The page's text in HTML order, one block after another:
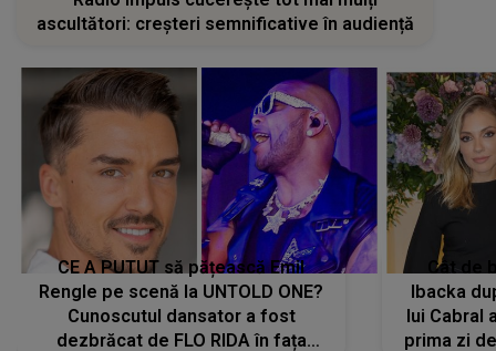
ascultători: creșteri semnificative în audiență
CE A PUTUT să pățească Emil
Rengle pe scenă la UNTOLD ONE?
Cunoscutul dansator a fost
dezbrăcat de FLO RIDA în fața
Cât de
Ibacka
lui Cabral
prima zi